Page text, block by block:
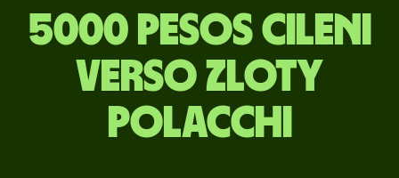
5000 pesos cileni
verso zloty
polacchi